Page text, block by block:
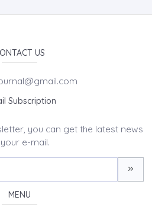
US
Subscription
you can get the latest news
e-mail.
MENU